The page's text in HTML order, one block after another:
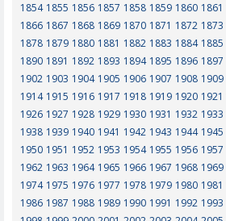
1854 1855 1856 1857 1858 1859 1860 1861
1866 1867 1868 1869 1870 1871 1872 1873
1878 1879 1880 1881 1882 1883 1884 1885
1890 1891 1892 1893 1894 1895 1896 1897
1902 1903 1904 1905 1906 1907 1908 1909
1914 1915 1916 1917 1918 1919 1920 1921
1926 1927 1928 1929 1930 1931 1932 1933
1938 1939 1940 1941 1942 1943 1944 1945
1950 1951 1952 1953 1954 1955 1956 1957
1962 1963 1964 1965 1966 1967 1968 1969
1974 1975 1976 1977 1978 1979 1980 1981
1986 1987 1988 1989 1990 1991 1992 1993